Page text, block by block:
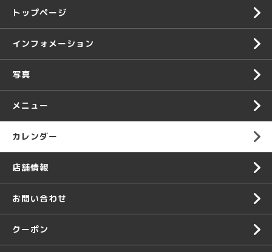
トップページ
インフォメーション
写真
メニュー
カレンダー
店舗情報
お問い合わせ
クーポン